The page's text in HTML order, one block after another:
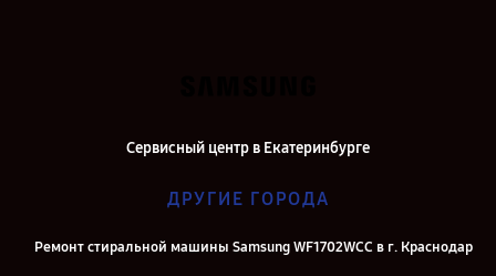
Сервисный центр в Екатеринбурге
ДРУГИЕ ГОРОДА
Ремонт стиральной машины Samsung WF1702WCC в г. Краснодар